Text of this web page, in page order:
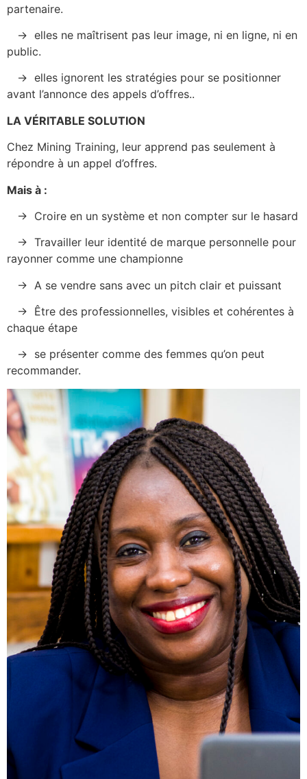
partenaire.
→ elles ne maîtrisent pas leur image, ni en ligne, ni en
public.
→ elles ignorent les stratégies pour se positionner
avant l’annonce des appels d’offres..
LA VÉRITABLE SOLUTION
Chez Mining Training, leur apprend pas seulement à
répondre à un appel d’offres.
Mais à :
→ Croire en un système et non compter sur le hasard
→ Travailler leur identité de marque personnelle pour
rayonner comme une championne
→ A se vendre sans avec un pitch clair et puissant
→ Être des professionnelles, visibles et cohérentes à
chaque étape
→ se présenter comme des femmes qu’on peut
recommander.